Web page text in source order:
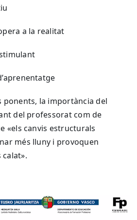
a la realitat
ponents, la importància del
del professorat com de
«els canvis estructurals
més lluny i provoquen